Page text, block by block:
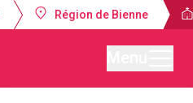
Région de Bienne